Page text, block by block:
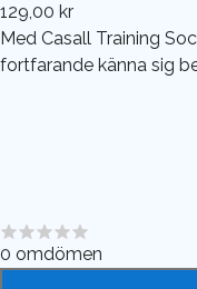
129,00 kr
Med Casall Training
fortfarande känna sig
0 omdömen